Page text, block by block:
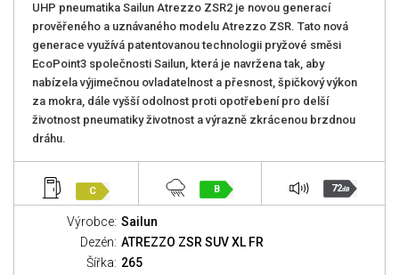
UHP pneumatika Sailun Atrezzo ZSR2 je novou generací
prověřeného a uznávaného modelu Atrezzo ZSR. Tato nová
generace využívá patentovanou technologii pryžové směsi
EcoPoint3 společnosti Sailun, která je navržena tak, aby
nabízela výjimečnou ovladatelnost a přesnost, špičkový výkon
za mokra, dále vyšší odolnost proti opotřebení pro delší
životnost pneumatiky životnost a výrazně zkrácenou brzdnou
dráhu.
C B 72dB
Výrobce: Sailun
Dezén: ATREZZO ZSR SUV XL FR
Šířka: 265